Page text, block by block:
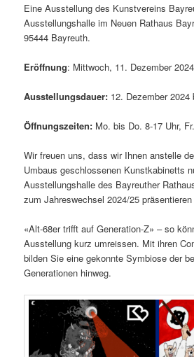
Eine Ausstellung des Kunstvereins
Ausstellungshalle im Neuen Rathaus
95444 Bayreuth.
Eröffnung: Mittwoch, 11. Dezember
Ausstellungsdauer: 12. Dezember
Öffnungszeiten: Mo. bis Do. 8-17 Uhr,
Wir freuen uns, dass wir Ihnen anstelle
Umbaus geschlossenen Kunstkabinetts
Ausstellungshalle des Bayreuther
zum Jahreswechsel 2024/25
«Alt-68er trifft auf Generation-Z» – so
Ausstellung kurz umreissen. Mit ihren
bilden Sie eine gekonnte Symbiose der
Generationen hinweg.